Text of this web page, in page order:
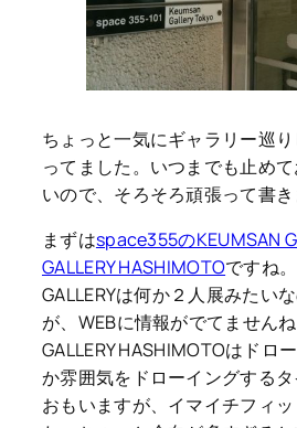
ちょっと一気にギャラリー巡
ってました。いつまでも止め
いので、そろそろ頑張って書き
まずはspace355のKEUMSAN
GALLERY HASHIMOTOですね
GALLERYは何か２人展みたい
が、WEBに情報がでてませんね
GALLERY HASHIMOTOはドロ
か雰囲気をドローイングする
おもいますが、イマイチフィ